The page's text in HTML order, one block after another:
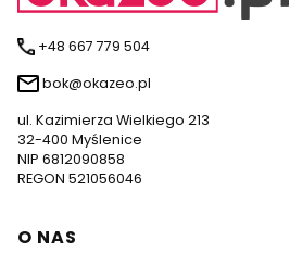
+48 667 779 504
bok@okazeo.pl
ul. Kazimierza Wielkiego 213
32-400 Myślenice
NIP 6812090858
REGON 521056046
Linki w stopce
O NAS